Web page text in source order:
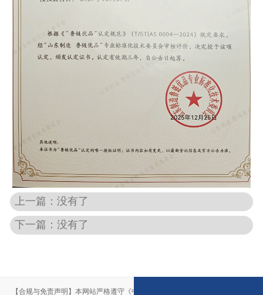
上一篇：没有了
下一篇：没有了
【合规与免责声明】本网站严格遵守《中华人民共和国广告法》，尽力规范用